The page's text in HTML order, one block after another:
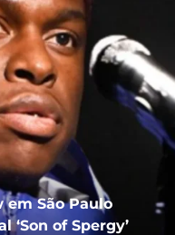
em São Paulo
of Spergy’